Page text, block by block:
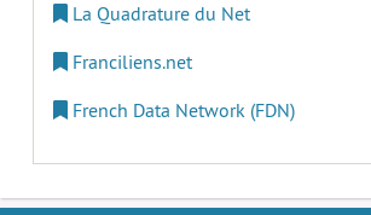
La Quadrature du Net
Franciliens.net
French Data Network (FDN)